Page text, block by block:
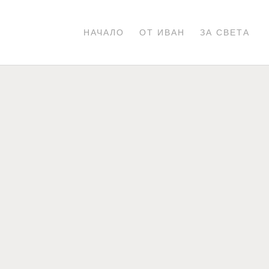
НАЧАЛО ОТ ИВАН ЗА СВЕТА